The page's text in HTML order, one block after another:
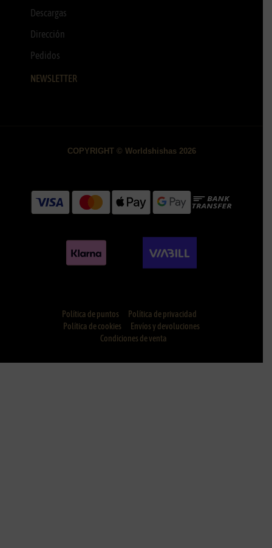
Descargas
Dirección
Pedidos
NEWSLETTER
COPYRIGHT © Worldshishas 2026
Política de puntos
Política de privacidad
Política de cookies
Envíos y devoluciones
Condiciones de venta